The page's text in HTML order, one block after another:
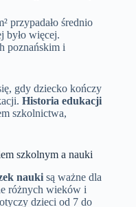
przypadało średnio
było więcej.
poznańskim i
gdy dziecko kończy
Historia edukacji
szkolnictwa,
szkolnym a nauki
nauki są ważne dla
różnych wieków i
dzieci od 7 do